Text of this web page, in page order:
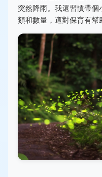
突然降雨。我還習慣帶
類和數量，這對保育有幫